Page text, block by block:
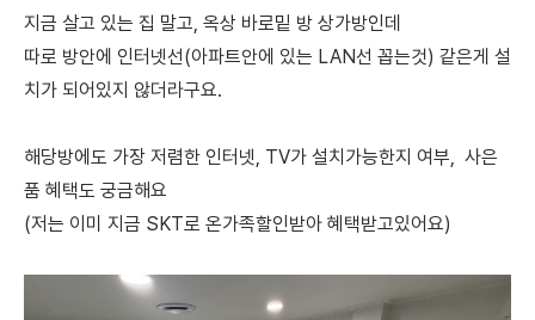
지금 살고 있는 집 말고, 옥상 바로밑 방 상가방인데
따로 방안에 인터넷선(아파트안에 있는 LAN선 꼽는것) 같은게 설
치가 되어있지 않더라구요.
해당방에도 가장 저렴한 인터넷, TV가 설치가능한지 여부, 사은
품 혜택도 궁금해요
(저는 이미 지금 SKT로 온가족할인받아 혜택받고있어요)